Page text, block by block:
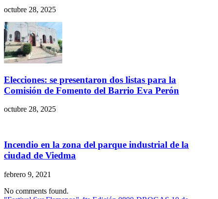
octubre 28, 2025
Elecciones: se presentaron dos listas para la
Comisión de Fomento del Barrio Eva Perón
octubre 28, 2025
Incendio en la zona del parque industrial de la
ciudad de Viedma
febrero 9, 2021
No comments found.